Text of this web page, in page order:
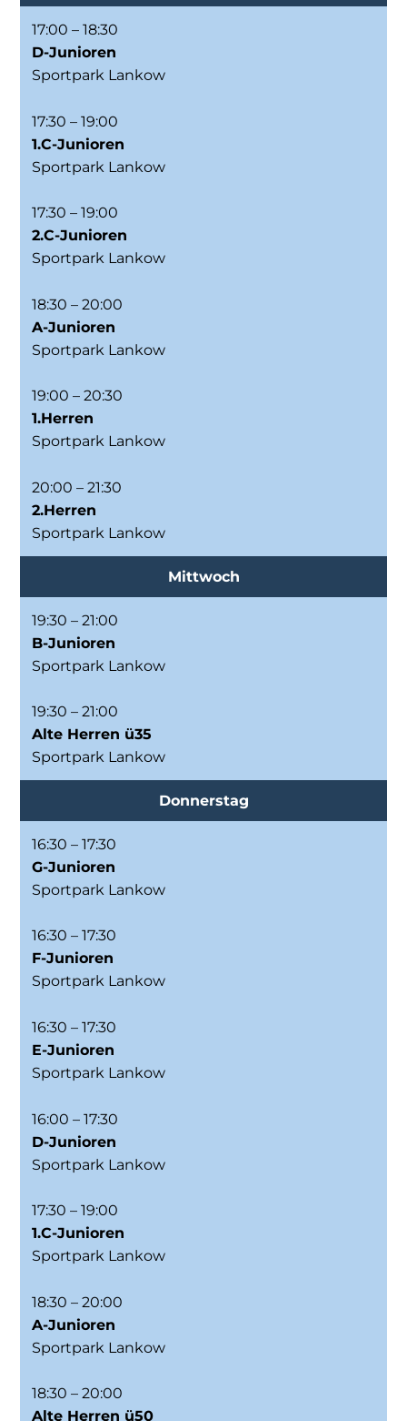
17:00 – 18:30
D-Junioren
Sportpark Lankow
17:30 – 19:00
1.C-Junioren
Sportpark Lankow
17:30 – 19:00
2.C-Junioren
Sportpark Lankow
18:30 – 20:00
A-Junioren
Sportpark Lankow
19:00 – 20:30
1.Herren
Sportpark Lankow
20:00 – 21:30
2.Herren
Sportpark Lankow
Mittwoch
19:30 – 21:00
B-Junioren
Sportpark Lankow
19:30 – 21:00
Alte Herren ü35
Sportpark Lankow
Donnerstag
16:30 – 17:30
G-Junioren
Sportpark Lankow
16:30 – 17:30
F-Junioren
Sportpark Lankow
16:30 – 17:30
E-Junioren
Sportpark Lankow
16:00 – 17:30
D-Junioren
Sportpark Lankow
17:30 – 19:00
1.C-Junioren
Sportpark Lankow
18:30 – 20:00
A-Junioren
Sportpark Lankow
18:30 – 20:00
Alte Herren ü50